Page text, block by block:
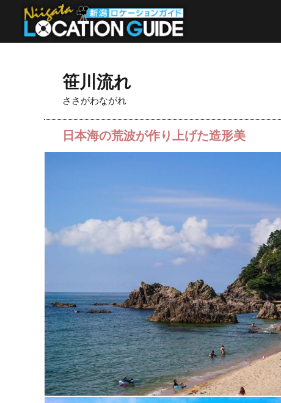
笹川流れ
ささがわながれ
日本海の荒波が作り上げた造形美